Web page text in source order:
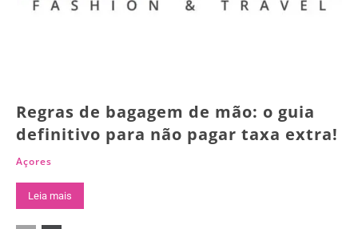
Regras de bagagem de mão: o guia
definitivo para não pagar taxa extra!
Açores
Leia mais